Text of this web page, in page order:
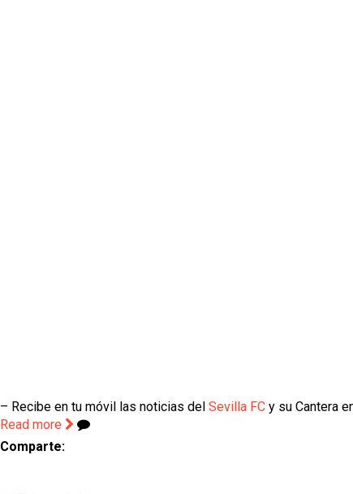
– Recibe en tu móvil las noticias del Sevilla FC y su Cantera
Read more
Comparte: